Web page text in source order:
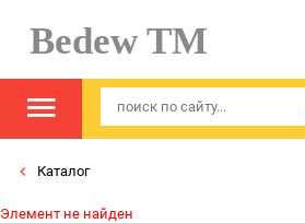
Bedew TM
Каталог
Элемент не найден